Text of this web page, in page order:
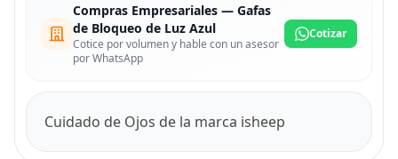
Compras Empresariales — Gafas
de Bloqueo de Luz Azul
Cotice por volumen y hable con un asesor
por WhatsApp
Cotizar
Cuidado de Ojos de la marca isheep